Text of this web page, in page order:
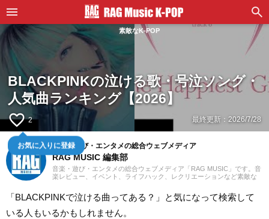
素敵なK-POP
BLACKPINKの泣ける歌・号泣ソング・
人気曲ランキング【2026】
favorite_border 2
お気に入りに登録
最終更新： 2026/7/28
音楽・遊び・エンタメの総合ウェブメディア
RAG MUSIC 編集部
音楽・遊び・エンタメの総合ウェブメディア「RAG MUSIC」です。音
楽レビュー、イベント、ライフハック、レクリエーションなど素敵な
「BLACKPINKで泣ける曲ってある？」と気になって検索して
いる人もいるかもしれません。